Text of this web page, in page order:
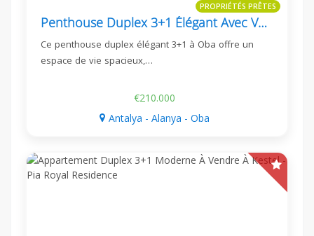
PROPRIÉTÉS PRÊTES
Penthouse Duplex 3+1 Élégant Avec Vue Sur La Mer À Oba
Ce penthouse duplex élégant 3+1 à Oba offre un
espace de vie spacieux,…
€210.000
Antalya - Alanya - Oba